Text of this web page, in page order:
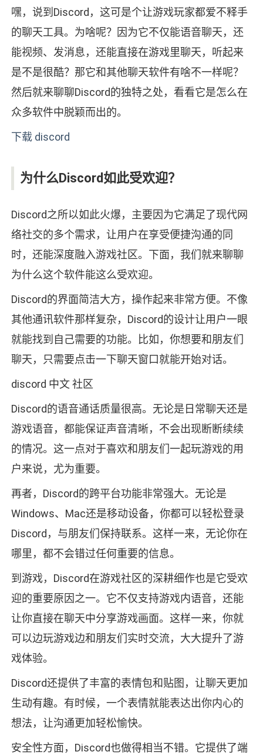
嘿，说到Discord，这可是个让游戏玩家都爱不释手
的聊天工具。为啥呢？因为它不仅能语音聊天，还
能视频、发消息，还能直接在游戏里聊天，听起来
是不是很酷？那它和其他聊天软件有啥不一样呢？
然后就来聊聊Discord的独特之处，看看它是怎么在
众多软件中脱颖而出的。
下载 discord
为什么Discord如此受欢迎？
Discord之所以如此火爆，主要因为它满足了现代网
络社交的多个需求，让用户在享受便捷沟通的同
时，还能深度融入游戏社区。下面，我们就来聊聊
为什么这个软件能这么受欢迎。
Discord的界面简洁大方，操作起来非常方便。不像
其他通讯软件那样复杂，Discord的设计让用户一眼
就能找到自己需要的功能。比如，你想要和朋友们
聊天，只需要点击一下聊天窗口就能开始对话。
discord 中文 社区
Discord的语音通话质量很高。无论是日常聊天还是
游戏语音，都能保证声音清晰，不会出现断断续续
的情况。这一点对于喜欢和朋友们一起玩游戏的用
户来说，尤为重要。
再者，Discord的跨平台功能非常强大。无论是
Windows、Mac还是移动设备，你都可以轻松登录
Discord，与朋友们保持联系。这样一来，无论你在
哪里，都不会错过任何重要的信息。
到游戏，Discord在游戏社区的深耕细作也是它受欢
迎的重要原因之一。它不仅支持游戏内语音，还能
让你直接在聊天中分享游戏画面。这样一来，你就
可以边玩游戏边和朋友们实时交流，大大提升了游
戏体验。
Discord还提供了丰富的表情包和贴图，让聊天更加
生动有趣。有时候，一个表情就能表达出你内心的
想法，让沟通更加轻松愉快。
安全性方面，Discord也做得相当不错。它提供了端